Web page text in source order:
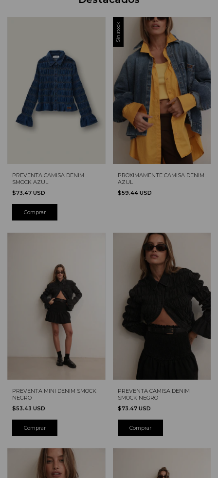
PREVENTA CAMISA DENIM
SMOCK AZUL
$73.47 USD
Comprar
Sin stock
PROXIMAMENTE CAMISA DENIM
AZUL
$59.44 USD
PREVENTA MINI DENIM SMOCK
NEGRO
$53.43 USD
Comprar
PREVENTA CAMISA DENIM
SMOCK NEGRO
$73.47 USD
Comprar